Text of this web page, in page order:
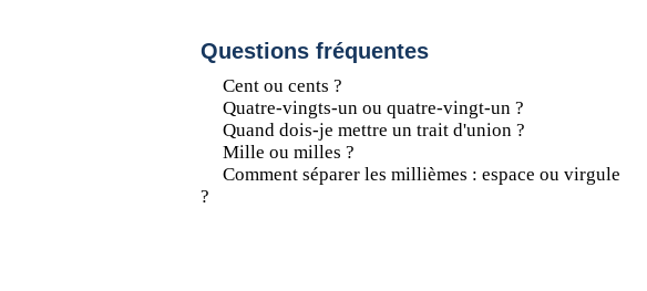
Questions fréquentes
Cent ou cents ?
Quatre-vingts-un ou quatre-vingt-un ?
Quand dois-je mettre un trait d'union ?
Mille ou milles ?
Comment séparer les millièmes : espace ou virgule
?